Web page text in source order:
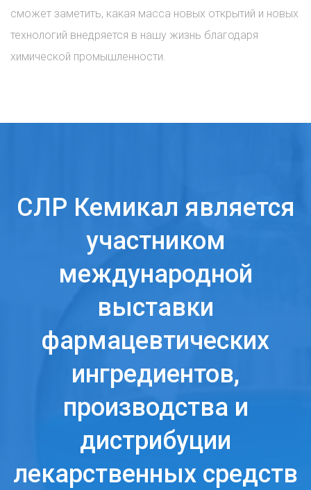
сможет заметить, какая масса новых открытий и новых
технологий внедряется в нашу жизнь благодаря
химической промышленности.
СЛР Кемикал является
участником
международной
выставки
фармацевтических
ингредиентов,
производства и
дистрибуции
лекарственных средств